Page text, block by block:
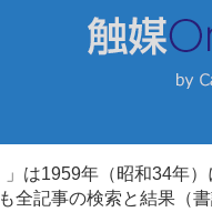
」は1959年（昭和34年
全記事の検索と結果（